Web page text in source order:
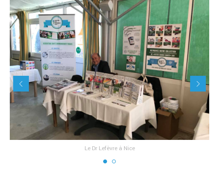
Le Dr Lefèvre à Nice